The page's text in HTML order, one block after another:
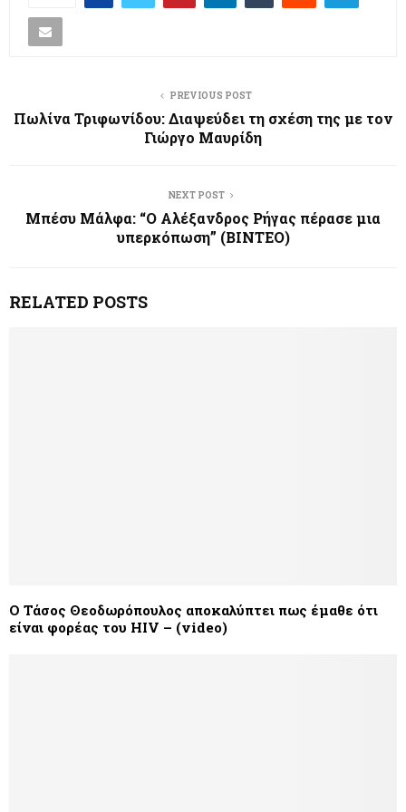
PREVIOUS POST
Πωλίνα Τριφωνίδου: Διαψεύδει τη σχέση της με τον
Γιώργο Μαυρίδη
NEXT POST
Μπέσυ Μάλφα: “Ο Αλέξανδρος Ρήγας πέρασε μια
υπερκόπωση” (ΒΙΝΤΕΟ)
RELATED POSTS
O Τάσος Θεοδωρόπουλος αποκαλύπτει πως έμαθε ότι
είναι φορέας του HIV – (video)